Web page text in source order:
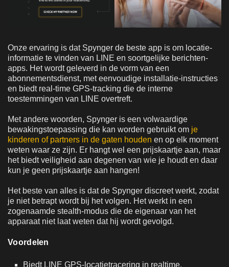
Onze ervaring is dat Spynger de beste app is om locatie-
informatie te vinden van LINE en soortgelijke berichten-
apps. Het wordt geleverd in de vorm van een
abonnementsdienst, met eenvoudige installatie-instructies
en biedt real-time GPS-tracking die de interne
toestemmingen van LINE overtreft.
Met andere woorden, Spynger is een volwaardige
bewakingstoepassing die kan worden gebruikt om je
kinderen of partners in de gaten houden en op elk moment
weten waar ze zijn. Er hangt wel een prijskaartje aan, maar
het biedt veiligheid aan degenen van wie je houdt en daar
kun je geen prijskaartje aan hangen!
Het beste van alles is dat de Spynger discreet werkt, zodat
je niet betrapt wordt bij het volgen. Het werkt in een
zogenaamde stealth-modus die de eigenaar van het
apparaat niet laat weten dat hij wordt gevolgd.
Voordelen
Biedt LINE GPS-locatietracering in realtime.